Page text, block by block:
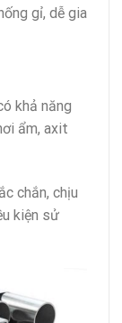
gỉ, dễ gia
khả năng
ẩm, axit
chắn, chịu
kiện sử